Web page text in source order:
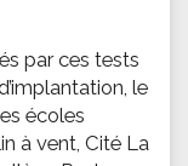
par ces tests
le
écoles
à vent, Cité La